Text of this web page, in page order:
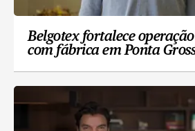
Belgotex fortalece
com fábrica em Ponta